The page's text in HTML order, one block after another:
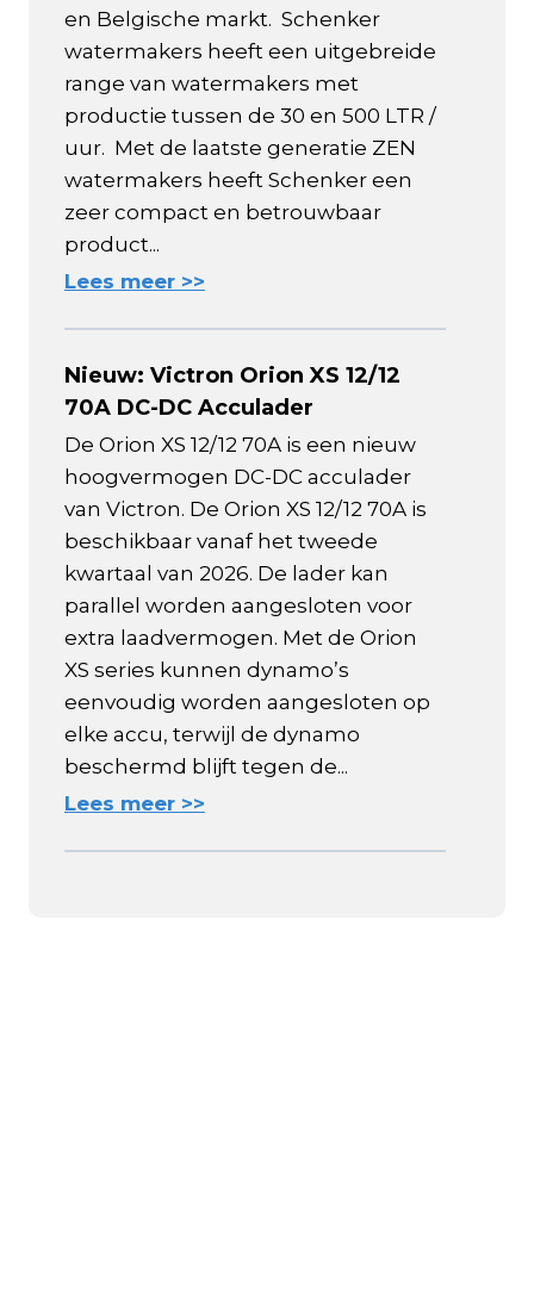
en Belgische markt. Schenker
watermakers heeft een uitgebreide
range van watermakers met
productie tussen de 30 en 500 LTR /
uur. Met de laatste generatie ZEN
watermakers heeft Schenker een
zeer compact en betrouwbaar
product...
Lees meer >>
Nieuw: Victron Orion XS 12/12
70A DC-DC Acculader
De Orion XS 12/12 70A is een nieuw
hoogvermogen DC-DC acculader
van Victron. De Orion XS 12/12 70A is
beschikbaar vanaf het tweede
kwartaal van 2026. De lader kan
parallel worden aangesloten voor
extra laadvermogen. Met de Orion
XS series kunnen dynamo’s
eenvoudig worden aangesloten op
elke accu, terwijl de dynamo
beschermd blijft tegen de...
Lees meer >>